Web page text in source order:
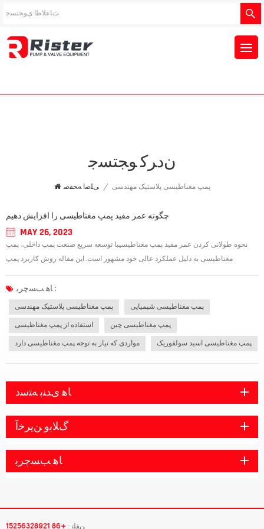
ﻥﺩﺮﮐ ﻮﺠﺘﺴﺟ
ﯽﻠﺻﺍ ﻪﺤﻔﺻ / پمپ مغناطیسی پلاستیک مهندسی
چگونه عمر مفید پمپ مغناطیسی را افزایش دهیم
MAY 26, 2023
نحوه طولانی کردن عمر مفید پمپ مغناطیسیبا توسعه سریع صنعت پمپ داخلی، پمپ
مغناطیسی به دلیل عملکرد عالی خود مشهور است. این مقاله روش کاربرد پمپ
نکات زیر توجه ویژه ای داشته باشید در غیر این صورت ممکن است باعث آسیب و کاهش
ﺎﻫ ﺐﺴﭼﺮﺑ :
پمپ مغناطیسی پلاستیک مهندسی پمپ مغناطیسی شیمیایی
استفاده از پمپ مغناطیسی پمپ مغناطیسی چین
مواردی که نیاز به توجه پمپ مغناطیسی دارد پمپ مغناطیسی اسید سولفوریک
ﺎﻫ ﯼﺪﻨﺑ ﻪﺘﺳﺩ
ﮒﻼ ﺑﻭ ﻦﯾﺮﺧﺁ
ﺎﻫ ﺐﺴﭼﺮﺑ
ﻦﻔﻠﺗ : +86 15256328921